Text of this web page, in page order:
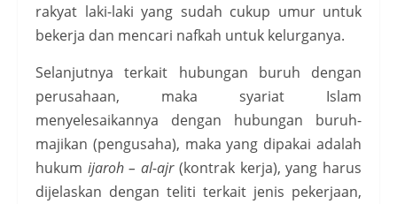
rakyat laki-laki yang sudah cukup umur untuk
bekerja dan mencari nafkah untuk kelurganya.
Selanjutnya terkait hubungan buruh dengan
perusahaan, maka syariat Islam
menyelesaikannya dengan hubungan buruh-
majikan (pengusaha), maka yang dipakai adalah
hukum ijaroh – al-ajr(kontrak kerja), yang harus
dijelaskan dengan teliti terkait jenis pekerjaan,